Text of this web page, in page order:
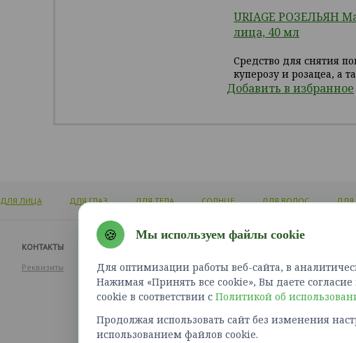
URIAGE РОЗЕЛЬЯН
лица, 40 мл
Средство для снятия
куперозу и розацеа, а
Добавить в избранное
ДЛЯ ЛИЦА ДЛЯ ГЛАЗ ДЛЯ ТЕЛА СОЛНЦЕ ДЛЯ ВОЛОС ДЛЯ
КОНТАКТЫ
Реквизиты
Войти
Зарегистрироваться
Доставка и
Как сделать
Политика
Правила
🍪 Мы используем файлы cookie
Для оптимизации работы веб-сайта, в
Нажимая «Принять все cookie», Вы даете
cookie в соответствии с Политикой об
Продолжая использовать сайт без изменения
использованием файлов cookie.